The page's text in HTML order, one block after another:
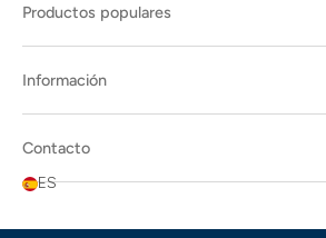
Productos populares
Información
Contacto
ES